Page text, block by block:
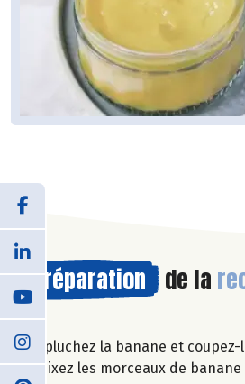
Préparation de la
Epluchez la banane et
Mixez les morceaux de